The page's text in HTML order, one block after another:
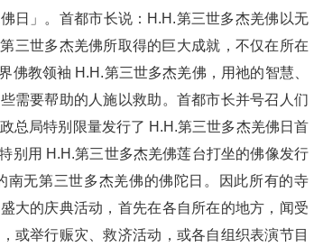
日」。首都市长说：H.H.第三世多杰羌佛以无
三世多杰羌佛所取得的巨大成就，不仅在所在
教领袖 H.H.第三世多杰羌佛，用祂的智慧、
需要帮助的人施以救助。首都市长并号召人们
总局特别限量发行了 H.H.第三世多杰羌佛日首
别用 H.H.第三世多杰羌佛莲台打坐的佛像发行
无第三世多杰羌佛的佛陀日。因此所有的寺
大的庆典活动，首先在各自所在的地方，闻受
或举行赈灾、救济活动，或各自组织表演节目